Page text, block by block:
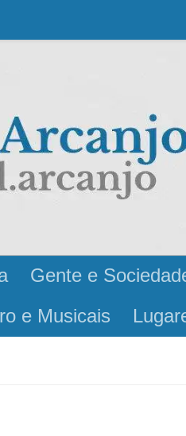
Gente e
e Musicais